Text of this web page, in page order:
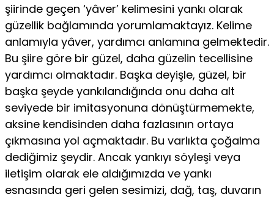
şiirinde geçen ‘yâver’ kelimesini yankı olarak
güzellik bağlamında yorumlamaktayız. Kelime
anlamıyla yâver, yardımcı anlamına gelmek­tedir.
Bu şiire göre bir güzel, daha güzelin tecellisine
yardımcı olmak­tadır. Başka deyişle, güzel, bir
başka şeyde yankılandığında onu daha alt
seviyede bir imitasyonuna dönüştürmemekte,
aksine kendisinden daha fazlasının ortaya
çıkmasına yol açmaktadır. Bu varlıkta çoğalma
dedi­ğimiz şeydir. Ancak yankıyı söyleşi veya
iletişim olarak ele aldığımızda ve yankı
esnasında geri gelen sesimizi, dağ, taş, duvarın